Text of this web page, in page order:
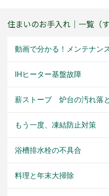
住まいのお手入れ｜一覧（す
動画で分かる！メンテナン
IHヒーター基盤故障
薪ストーブ 炉台の汚れ落
もう一度、凍結防止対策
浴槽排水栓の不具合
料理と年末大掃除